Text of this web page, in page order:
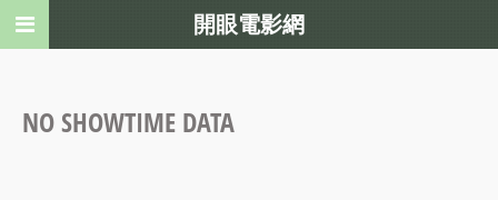
NO SHOWTIME DATA
開眼電影網